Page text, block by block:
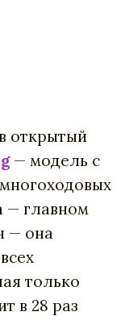
открытый
— модель с
— главном
— она
только
в 28 раз